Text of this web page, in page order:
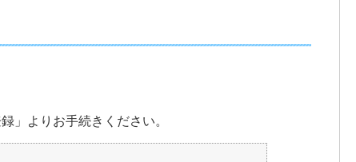
」よりお手続きください。